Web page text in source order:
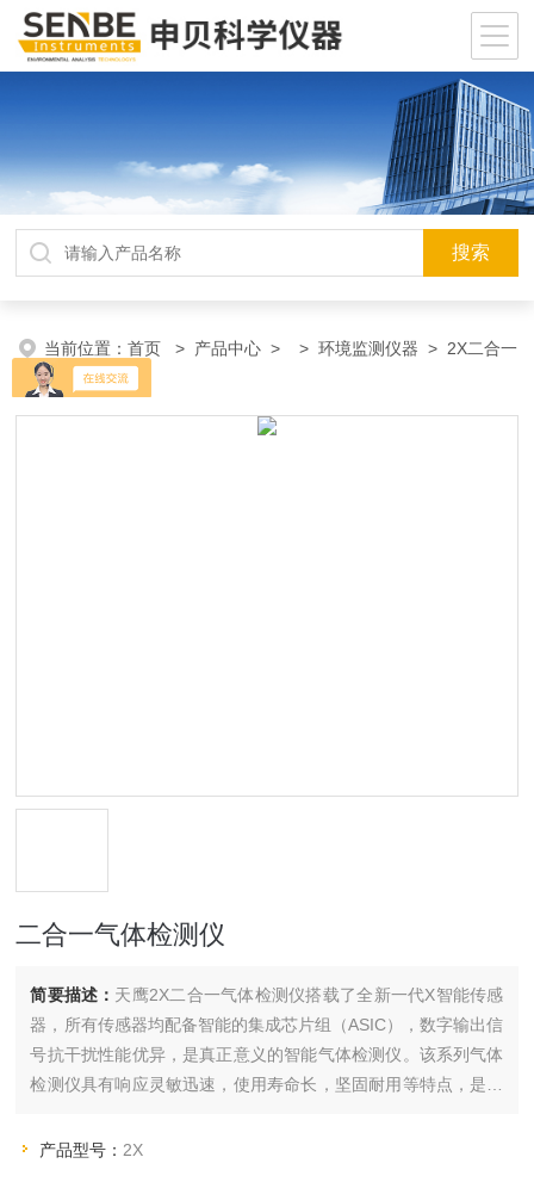
当前位置：首页 > 产品中心 > >环境监测仪器 > 2X二合一
气体检测仪
二合一气体检测仪
简要描述： 天鹰2X二合一气体检测仪搭载了全新一代X智能传感
器，所有传感器均配备智能的集成芯片组（ASIC），数字输出信
号抗干扰性能优异，是真正意义的智能气体检测仪。该系列气体
检测仪具有响应灵敏迅速，使用寿命长，坚固耐用等特点，是安
特点和优势选项产品料号认证样本资料
产品型号： 2X